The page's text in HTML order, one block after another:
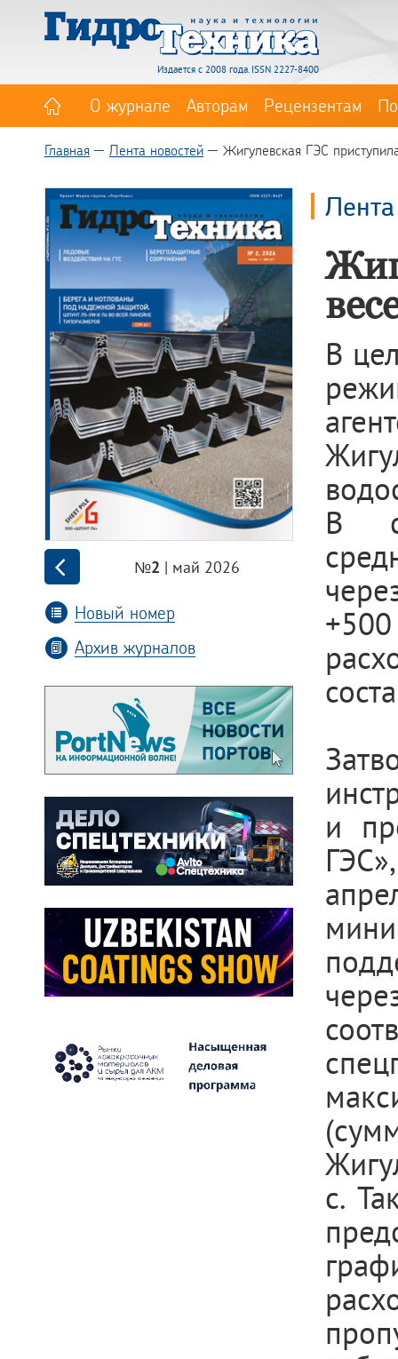
Издается с 2008 года. ISSN 2227-8400
О журнале Авторам Рецензентам
Главная Лента новостей Жигулевская ГЭС
№2 | май 2026
Новый номер
Архив журналов
В
В
и
с.